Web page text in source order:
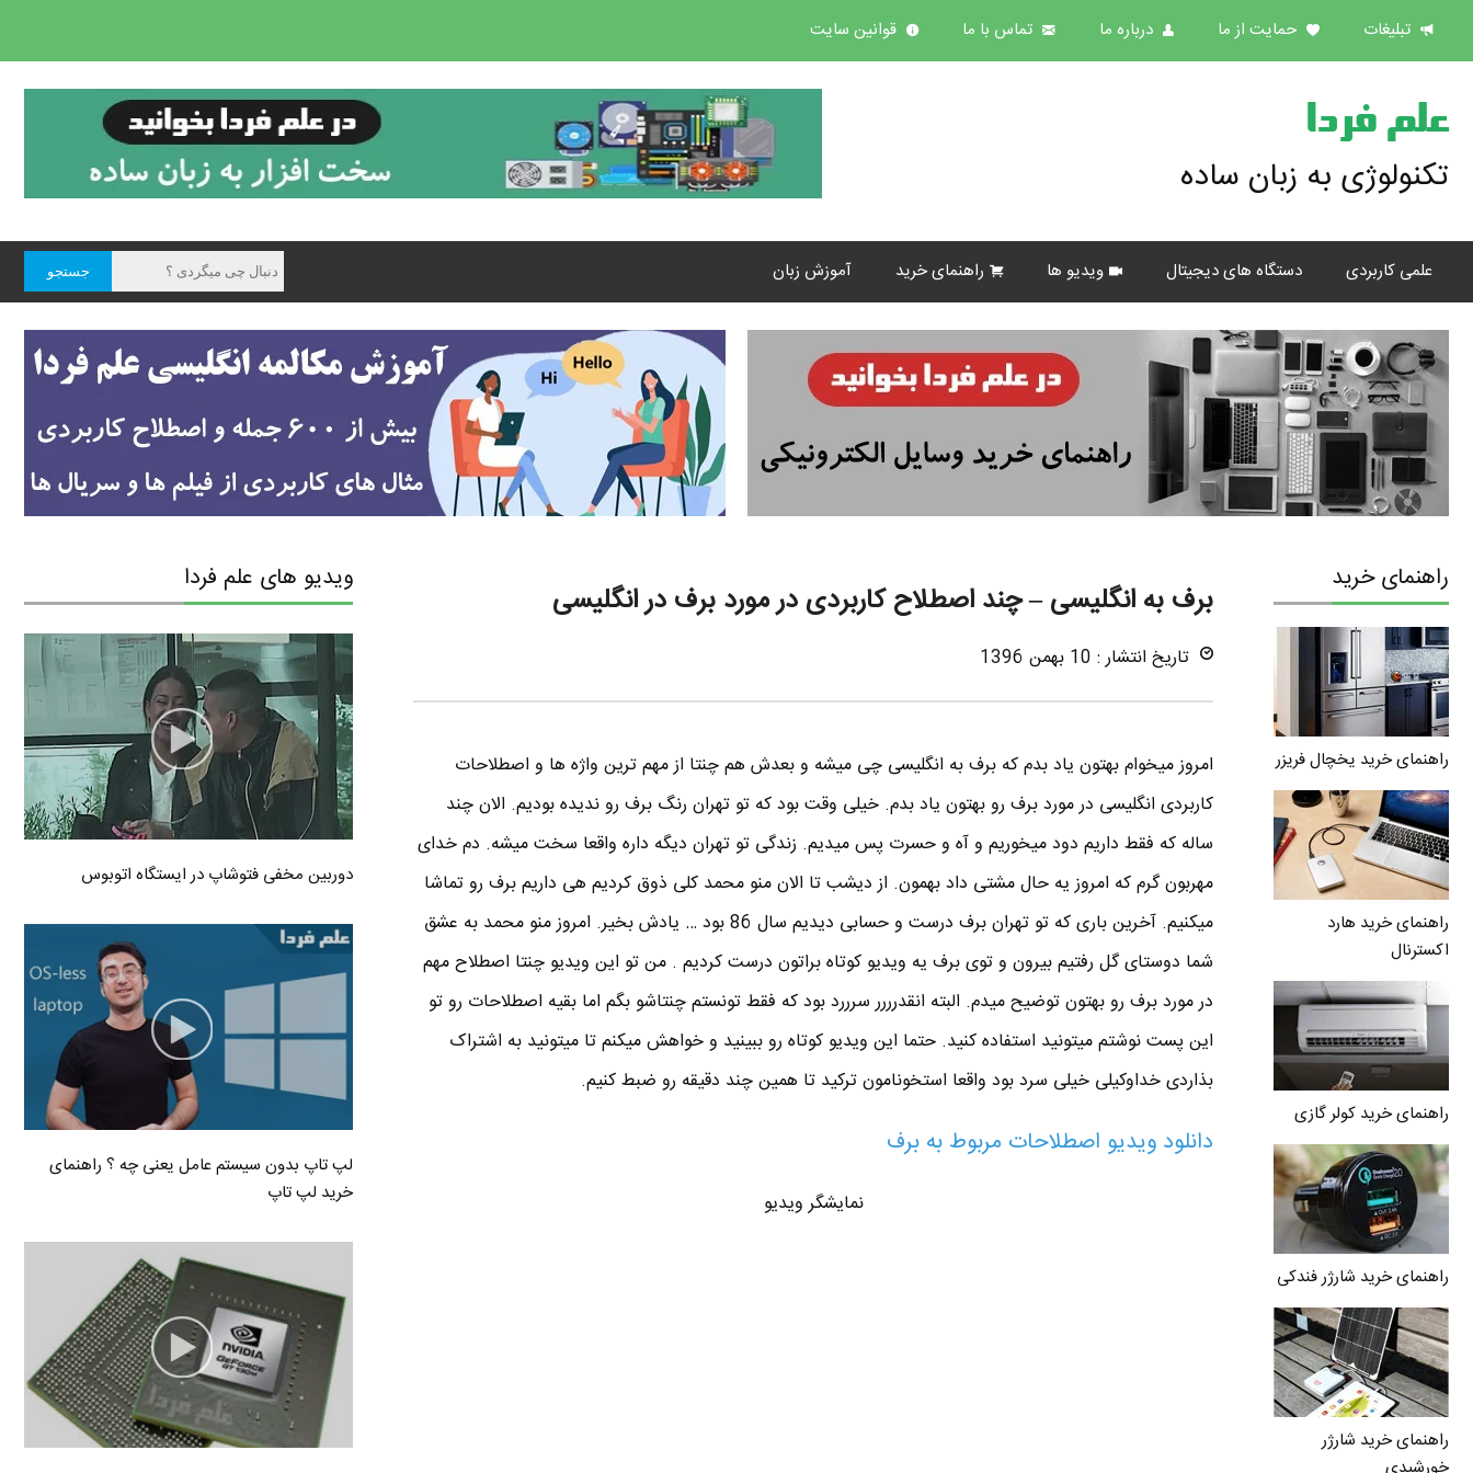
تبلیغات حمایت از ما درباره ما تماس با ما قوانین سایت
علم فردا
تکنولوژی به زبان ساده
علمی کاربردی دستگاه های دیجیتال ویدیو ها راهنمای خرید آموزش زبان
راهنمای خرید
راهنمای خرید یخچال فریزر
راهنمای خرید هارد
اکسترنال
راهنمای خرید کولر گازی
راهنمای خرید شارژر فندکی
راهنمای خرید شارژر
برف به انگلیسی – چند اصطلاح کاربردی در مورد برف در انگلیسی
تاریخ انتشار : 10 بهمن 1396
امروز میخوام بهتون یاد بدم که برف به انگلیسی چی میشه و بعدش هم چنتا از مهم ترین واژه ها و اصطلاحات
کاربردی انگلیسی در مورد برف رو بهتون یاد بدم. خیلی وقت بود که تو تهران رنگ برف رو ندیده بودیم. الان چند
ساله که فقط داریم دود میخوریم و آه و حسرت پس میدیم. زندگی تو تهران دیگه داره واقعا سخت میشه. دم خدای
مهربون گرم که امروز یه حال مشتی داد بهمون. از دیشب تا الان منو محمد کلی ذوق کردیم هی داریم برف رو تماشا
میکنیم. آخرین باری که تو تهران برف درست و حسابی دیدیم سال 86 بود … یادش بخیر. امروز منو محمد به عشق
شما دوستای گل رفتیم بیرون و توی برف یه ویدیو کوتاه براتون درست کردیم . من تو این ویدیو چنتا اصطلاح مهم
در مورد برف رو بهتون توضیح میدم. البته انقدرررر سرررد بود که فقط تونستم چنتاشو بگم اما بقیه اصطلاحات رو تو
این پست نوشتم میتونید استفاده کنید. حتما این ویدیو کوتاه رو ببینید و خواهش میکنم تا میتونید به اشتراک
بذاردی خداوکیلی خیلی سرد بود واقعا استخونامون ترکید تا همین چند دقیقه رو ضبط کنیم.
دانلود ویدیو اصطلاحات مربوط به برف
نمایشگر ویدیو
ویدیو های علم فردا
دوربین مخفی فتوشاپ در ایستگاه اتوبوس
لپ تاپ بدون سیستم عامل یعنی چه ؟ راهنمای
خرید لپ تاپ